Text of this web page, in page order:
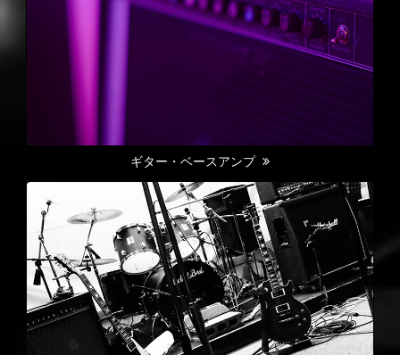
ギター・ベースアンプ